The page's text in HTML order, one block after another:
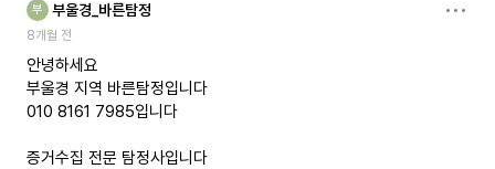
부 부울경_바른탐정
8개월 전
안녕하세요
부울경 지역 바른탐정입니다
010 8161 7985입니다
증거수집 전문 탐정사입니다